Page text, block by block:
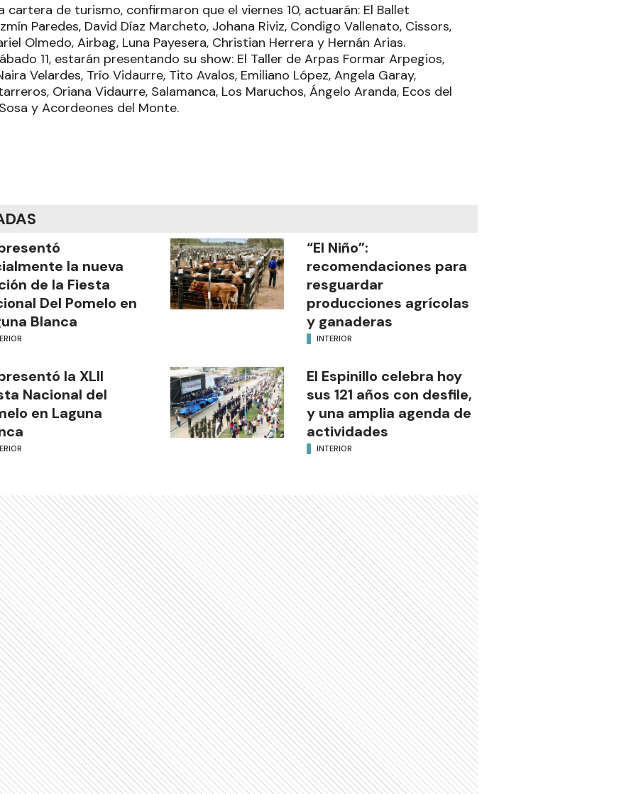
cartera de turismo, confirmaron que el viernes 10, actuarán: El Ballet
Paredes, David Díaz Marcheto, Johana Riviz, Condigo Vallenato, Cissors,
Olmedo, Airbag, Luna Payesera, Christian Herrera y Hernán Arias.
11, estarán presentando su show: El Taller de Arpas Formar Arpegios,
Velardes, Trío Vidaurre, Tito Avalos, Emiliano López, Angela Garay,
Oriana Vidaurre, Salamanca, Los Maruchos, Ángelo Aranda, Ecos del
y Acordeones del Monte.
la nueva
de la Fiesta
Del Pomelo en
Blanca
“El Niño”:
recomendaciones para
resguardar
producciones agrícolas
y ganaderas
INTERIOR
la XLII
Nacional del
en Laguna
El Espinillo celebra hoy
sus 121 años con desfile,
y una amplia agenda de
actividades
INTERIOR